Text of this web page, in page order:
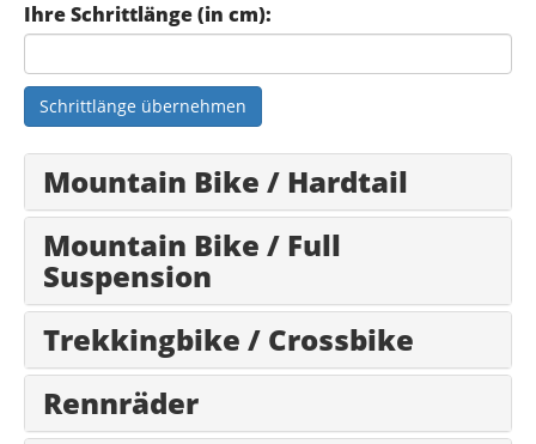
Ihre Schrittlänge (in cm):
Schrittlänge übernehmen
Mountain Bike / Hardtail
Mountain Bike / Full
Suspension
Trekkingbike / Crossbike
Rennräder